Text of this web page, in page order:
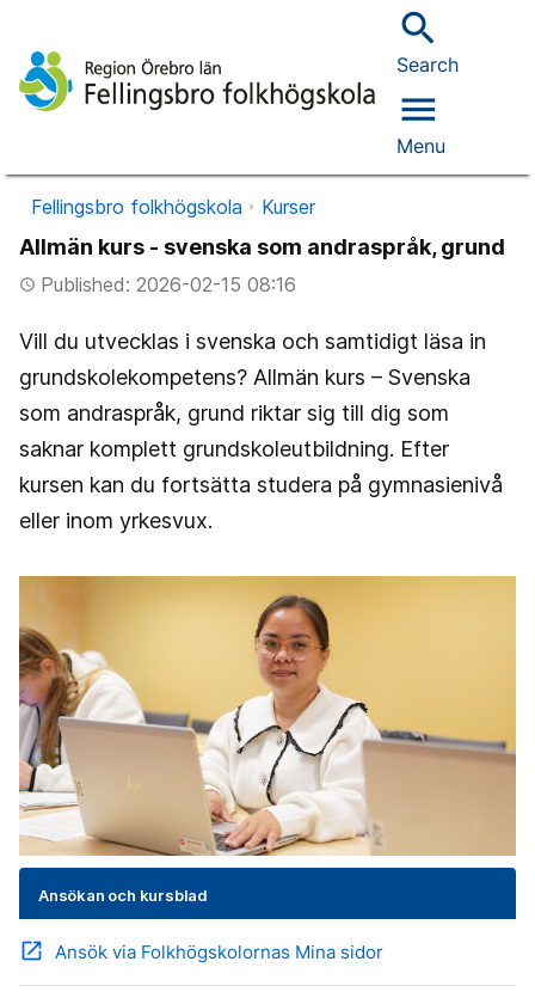
search
Search
menu
Menu
Fellingsbro folkhögskola Kurser
Allmän kurs - svenska som andraspråk, grund
access_timePublished: 2026-02-15 08:16
Vill du utvecklas i svenska och samtidigt läsa in
grundskolekompetens? Allmän kurs – Svenska
som andraspråk, grund riktar sig till dig som
saknar komplett grundskoleutbildning. Efter
kursen kan du fortsätta studera på gymnasienivå
eller inom yrkesvux.
Ansökan och kursblad
open_in_new Ansök via Folkhögskolornas Mina sidor